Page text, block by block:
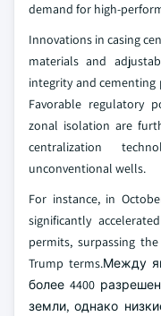
demand for high-
Innovations in casing
materials and
integrity and cementing
Favorable regulatory
zonal isolation are
centralization
unconventional wells.
For instance, in
significantly
permits, surpassing
Trump terms.Между
более 4400
земли, однако